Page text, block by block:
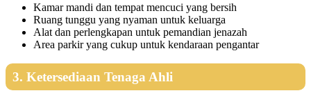
Kamar mandi dan tempat mencuci yang bersih
Ruang tunggu yang nyaman untuk keluarga
Alat dan perlengkapan untuk pemandian jenazah
Area parkir yang cukup untuk kendaraan pengantar
3. Ketersediaan Tenaga Ahli